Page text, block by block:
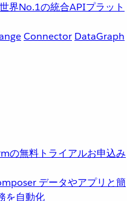
世界No.1の統合APIプラット
Connector DataGraph
の無料トライアルお申込み
データやアプリと簡
を自動化